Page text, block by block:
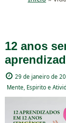
12 anos
29 de janeiro de
Mente, Espirito e